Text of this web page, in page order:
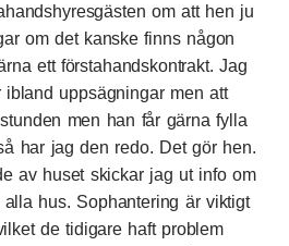
om att hen ju
om det kanske finns någon
ett förstahandskontrakt. Jag
ibland uppsägningar men att
men han får gärna fylla
har jag den redo. Det gör hen.
av huset skickar jag ut info om
hus. Sophantering är viktigt
de tidigare haft problem